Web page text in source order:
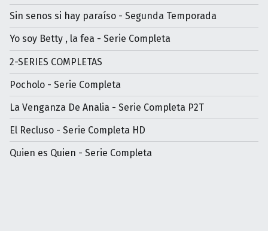
Sin senos si hay paraíso - Segunda Temporada
Yo soy Betty , la fea - Serie Completa
2-SERIES COMPLETAS
Pocholo - Serie Completa
La Venganza De Analia - Serie Completa P2T
El Recluso - Serie Completa HD
Quien es Quien - Serie Completa